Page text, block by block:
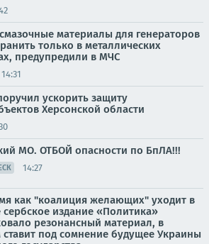
материалы для генераторов
только в металлических
предупредили в МЧС
14:31
ускорить защиту
Херсонской области
МО. ОТБОЙ опасности по БпЛА!!!
14:27
как "коалиция желающих" уходит в
издание «Политика»
резонансный материал, в
ставит под сомнение будущее Украины